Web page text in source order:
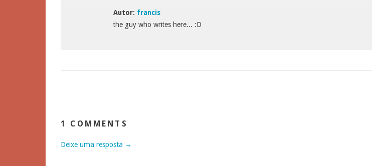
Autor: francis
the guy who writes here... :D
1 COMMENTS
Deixe uma resposta →